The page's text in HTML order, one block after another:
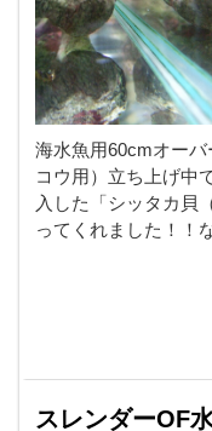
海水魚用60cmオー
コウ用）立ち上げ中
入した「シッタカ貝
ってくれました！！
スレンダーOF